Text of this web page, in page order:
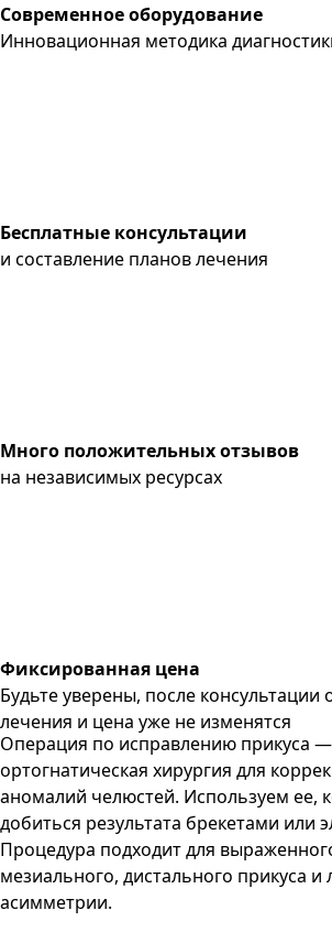
Современное оборудование
Инновационная методика
Бесплатные консультации
и составление планов лечения
Много положительных отзывов
на независимых ресурсах
Фиксированная цена
Будьте уверены, после
лечения и цена уже не изменятся
Операция по исправлению прикуса —
ортогнатическая хирургия для
аномалий челюстей. Используем ее,
добиться результата брекетами или
Процедура подходит для
мезиального, дистального прикуса и
асимметрии.